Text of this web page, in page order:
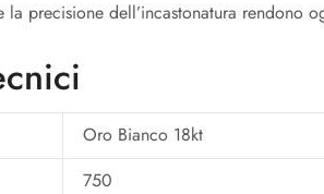
precisione dell’incastonatura rendono
Oro Bianco 18kt
750